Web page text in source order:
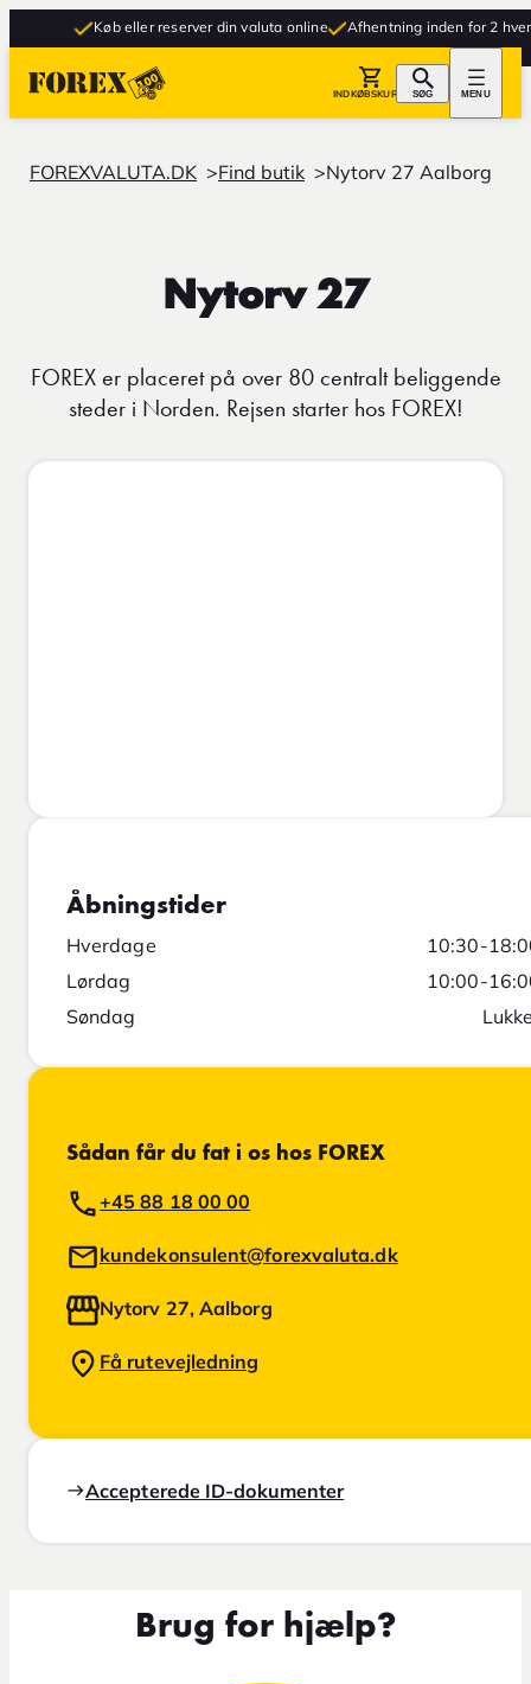
Køb eller reserver din valuta online Afhentning inden for 2
INDKØBSKURV SØG MENU
FOREXVALUTA.DK Find butik Nytorv 27 Aalborg
Nytorv 27
FOREX er placeret på over 80 centralt beliggende
steder i Norden. Rejsen starter hos FOREX!
Åbningstider
Hverdage
10:30-
Lørdag
10:00-
Søndag
Sådan får du fat i os hos FOREX
+45 88 18 00 00
kundekonsulent@forexvaluta.dk
Nytorv 27, Aalborg
Få rutevejledning
Accepterede ID-dokumenter
Brug for hjælp?